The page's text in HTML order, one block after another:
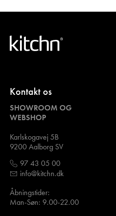
Kontakt os
SHOWROOM OG
WEBSHOP
Karlskogavej 5B
9200 Aalborg SV
97 43 05 00
info@kitchn.dk
Åbningstider:
Man-Søn: 9.00-22.00